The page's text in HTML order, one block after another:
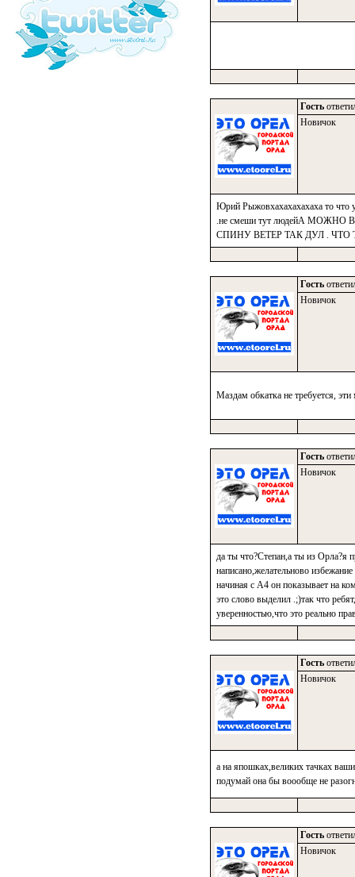
Гость
Новичок
Юрий Рыжовхахахахахаха то что
.не смеши тут людейА
СПИНУ ВЕТЕР ТАК ДУЛ .
Гость
Новичок
Маздам обкатка не требуется,
Гость
Новичок
да ты что?Степан,а ты из Орла?я
написано,желательново
начиная с А4 он показывает на
это слово выделил .;)так что
уверенностью,что это реально
Гость
Новичок
а на япошках,великих тачках
подумай она бы воообще не
Гость
Новичок